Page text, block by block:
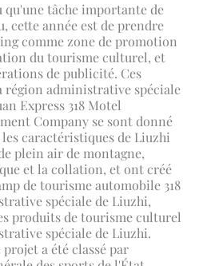
tâche importante de
cette année est de prendre
comme zone de promotion
du tourisme culturel, et
de publicité. Ces
région administrative spéciale
Express 318 Motel
Company se sont donné
caractéristiques de Liuzhi
plein air de montagne,
et la collation, et ont créé
de tourisme automobile 318
spéciale de Liuzhi,
produits de tourisme culturel
spéciale de Liuzhi.
a été classé par